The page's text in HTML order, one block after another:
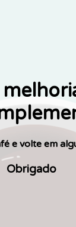
e volte em
Obrigado